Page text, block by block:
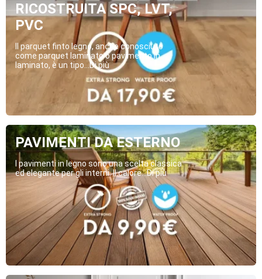
RICOSTRUITA SPC, LVT,
PVC
Il parquet finto legno, anche conosciuto
come parquet laminato o pavimento in
laminato, è un tipo...Di più
PAVIMENTI DA ESTERNO
I pavimenti in legno sono una scelta classica
ed elegante per gli interni. Il calore...Di più